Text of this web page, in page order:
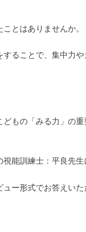
とはありませんか。
することで、集中力
もの「みる力」の
能訓練士：平良先生
ー形式でお答えいた